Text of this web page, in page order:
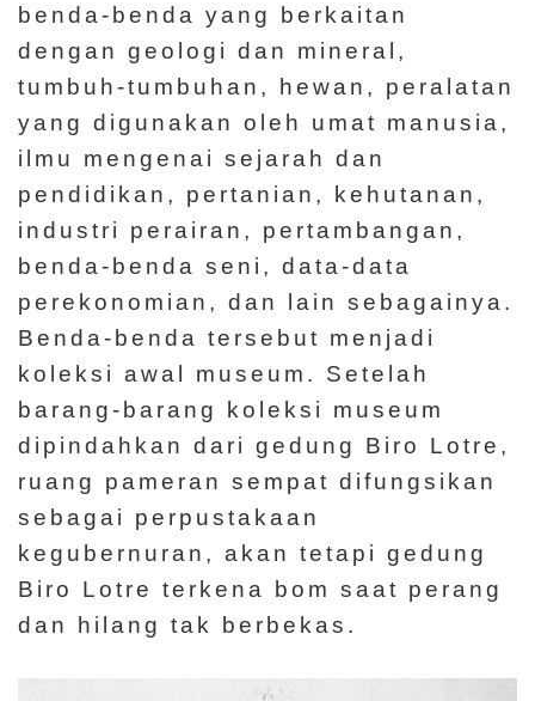
T
e
n
t
a
n
g
K
a
m
i
H
a
l
a
m
a
benda-benda yang berkaitan
dengan geologi dan mineral,
tumbuh-tumbuhan, hewan, peralatan
yang digunakan oleh umat manusia,
ilmu mengenai sejarah dan
pendidikan, pertanian, kehutanan,
industri perairan, pertambangan,
benda-benda seni, data-data
perekonomian, dan lain sebagainya.
Benda-benda tersebut menjadi
koleksi awal museum. Setelah
barang-barang koleksi museum
dipindahkan dari gedung Biro Lotre,
ruang pameran sempat difungsikan
sebagai perpustakaan
kegubernuran, akan tetapi gedung
Biro Lotre terkena bom saat perang
dan hilang tak berbekas.